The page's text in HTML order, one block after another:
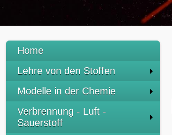
Home
Lehre von den Stoffen
Modelle in der Chemie
Verbrennung - Luft -
Sauerstoff